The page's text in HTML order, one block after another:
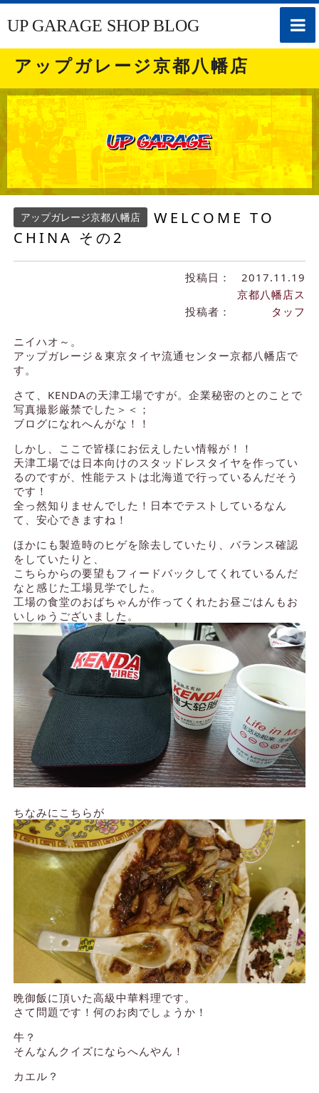
toggle
UP GARAGE SHOP BLOG
アップガレージ京都八幡店
アップガレージ京都八幡店
WELCOME TO
CHINA その2
投稿日： 2017.11.19
投稿者：
京都八幡店ス
タッフ
ニイハオ～。
アップガレージ＆東京タイヤ流通センター京都八幡店で
す。
さて、KENDAの天津工場ですが。企業秘密のとのことで
写真撮影厳禁でした＞＜；
ブログになれへんがな！！
しかし、ここで皆様にお伝えしたい情報が！！
天津工場では日本向けのスタッドレスタイヤを作ってい
るのですが、性能テストは北海道で行っているんだそう
です！
全っ然知りませんでした！日本でテストしているなん
て、安心できますね！
ほかにも製造時のヒゲを除去していたり、バランス確認
をしていたりと、
こちらからの要望もフィードバックしてくれているんだ
なと感じた工場見学でした。
工場の食堂のおばちゃんが作ってくれたお昼ごはんもお
いしゅうございました。
ちなみにこちらが
晩御飯に頂いた高級中華料理です。
さて問題です！何のお肉でしょうか！
牛？
そんなんクイズにならへんやん！
カエル？